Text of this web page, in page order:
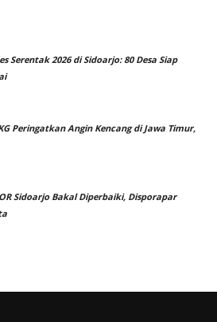
Serentak 2026 di Sidoarjo: 80 Desa Siap
Peringatkan Angin Kencang di Jawa Timur,
Sidoarjo Bakal Diperbaiki, Disporapar